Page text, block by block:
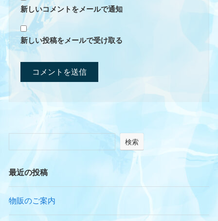
新しいコメントをメールで通知
新しい投稿をメールで受け取る
検索
最近の投稿
物販のご案内